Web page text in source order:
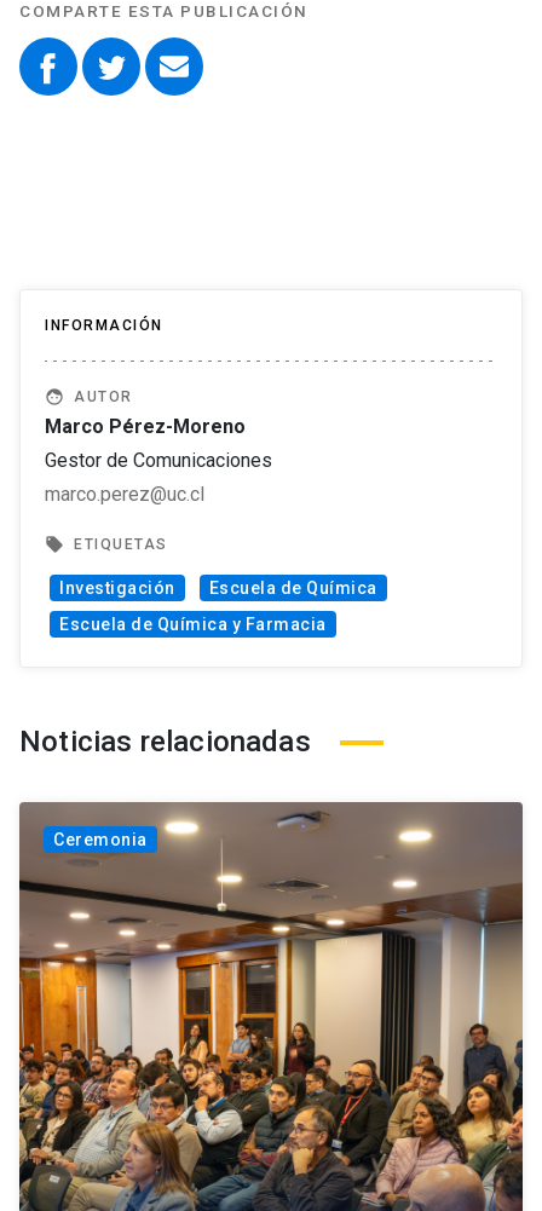
COMPARTE ESTA PUBLICACIÓN
INFORMACIÓN
face AUTOR
Marco Pérez-Moreno
Gestor de Comunicaciones
marco.perez@uc.cl
local_offer ETIQUETAS
Investigación
Escuela de Química
Escuela de Química y Farmacia
Noticias relacionadas
Ceremonia